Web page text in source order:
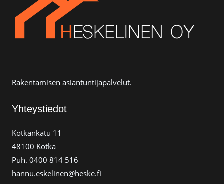
Rakentamisen asiantuntijapalvelut.
Yhteystiedot
Kotkankatu 11
48100 Kotka
Puh. 0400 814 516
hannu.eskelinen@heske.fi